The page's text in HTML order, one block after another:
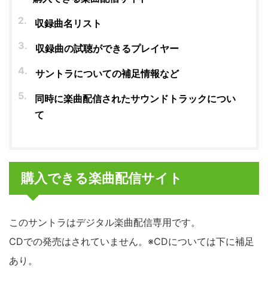
収録曲名リスト
収録曲の試聴ができるプレイヤー
サントラについての補足情報など
同時に楽曲配信されたサウンドトラックについ
て
購入できる楽曲配信サイト
このサントラはデジタル楽曲配信専用です。
CDでの発売はされていません。※CDについては下に補足
あり。